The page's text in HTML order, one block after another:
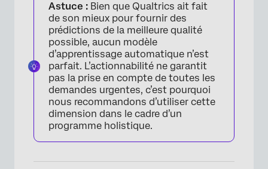
Astuce : Bien que Qualtrics ait fait
de son mieux pour fournir des
prédictions de la meilleure qualité
possible, aucun modèle
d’apprentissage automatique n’est
parfait. L’actionnabilité ne garantit
pas la prise en compte de toutes les
demandes urgentes, c’est pourquoi
nous recommandons d’utiliser cette
dimension dans le cadre d’un
programme holistique.